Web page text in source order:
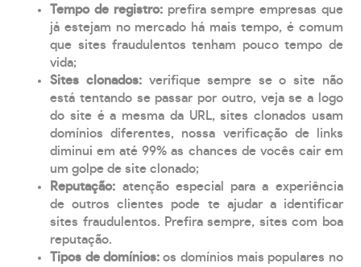
Tempo de registro: prefira sempre empresas que
já estejam no mercado há mais tempo, é comum
que sites fraudulentos tenham pouco tempo de
vida;
Sites clonados: verifique sempre se o site não
está tentando se passar por outro, veja se a logo
do site é a mesma da URL, sites clonados usam
domínios diferentes, nossa verificação de links
diminui em até 99% as chances de vocês cair em
um golpe de site clonado;
Reputação: atenção especial para a experiência
de outros clientes pode te ajudar a identificar
sites fraudulentos. Prefira sempre, sites com boa
reputação.
Tipos de domínios:os domínios mais populares no